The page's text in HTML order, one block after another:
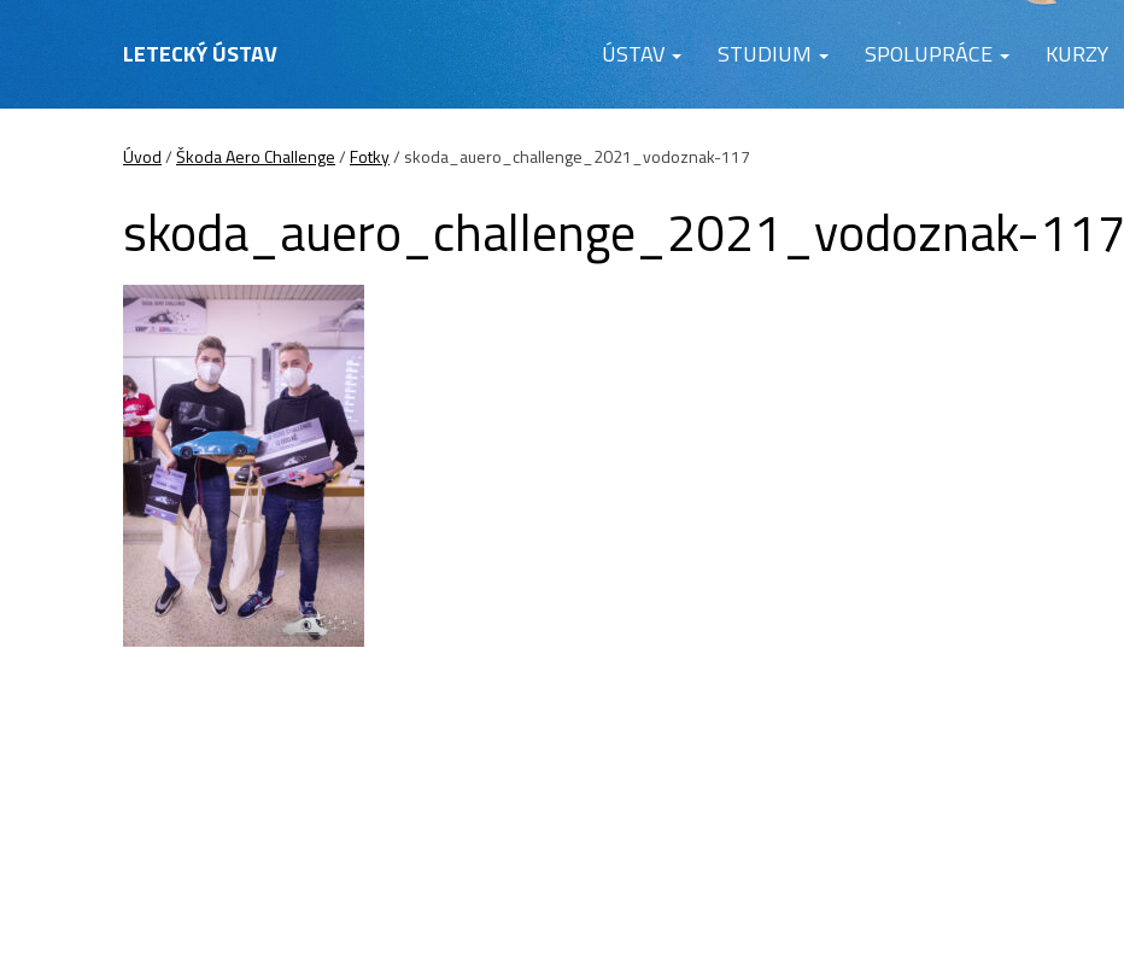
LETECKÝ ÚSTAV ÚSTAV STUDIUM SPOLUPRÁCE KURZY
Úvod/Škoda Aero Challenge/Fotky/ skoda_auero_challenge_2021_vodoznak-117
skoda_auero_challenge_2021_vodoznak-117